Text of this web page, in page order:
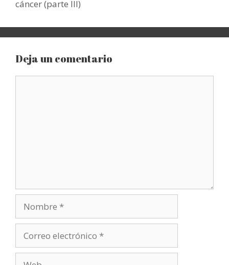
cáncer (parte III)
Deja un comentario
electrónico